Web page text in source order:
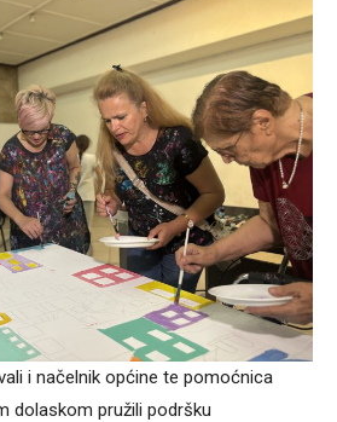
i načelnik općine te pomoćnica
dolaskom pružili podršku